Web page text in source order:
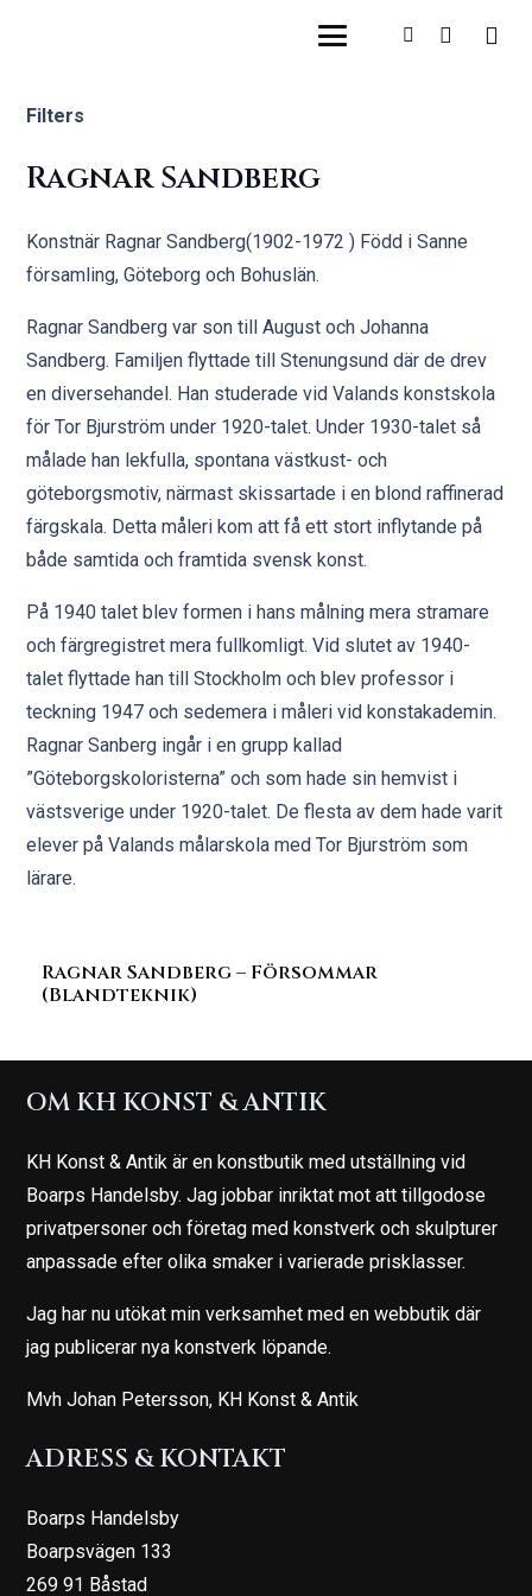
Filters
Ragnar Sandberg
Konstnär Ragnar Sandberg(1902-1972 ) Född i Sanne
församling, Göteborg och Bohuslän.
Ragnar Sandberg var son till August och Johanna
Sandberg. Familjen flyttade till Stenungsund där de drev
en diversehandel. Han studerade vid Valands konstskola
för Tor Bjurström under 1920-talet. Under 1930-talet så
målade han lekfulla, spontana västkust- och
göteborgsmotiv, närmast skissartade i en blond raffinerad
färgskala. Detta måleri kom att få ett stort inflytande på
både samtida och framtida svensk konst.
På 1940 talet blev formen i hans målning mera stramare
och färgregistret mera fullkomligt. Vid slutet av 1940-
talet flyttade han till Stockholm och blev professor i
teckning 1947 och sedemera i måleri vid konstakademin.
Ragnar Sanberg ingår i en grupp kallad
”Göteborgskoloristerna” och som hade sin hemvist i
västsverige under 1920-talet. De flesta av dem hade varit
elever på Valands målarskola med Tor Bjurström som
lärare.
Ragnar Sandberg – Försommar
(Blandteknik)
OM KH KONST & ANTIK
KH Konst & Antik är en konstbutik med utställning vid
Boarps Handelsby. Jag jobbar inriktat mot att tillgodose
privatpersoner och företag med konstverk och skulpturer
anpassade efter olika smaker i varierade prisklasser.
Jag har nu utökat min verksamhet med en webbutik där
jag publicerar nya konstverk löpande.
Mvh Johan Petersson, KH Konst & Antik
ADRESS & KONTAKT
Boarps Handelsby
Boarpsvägen 133
269 91 Båstad